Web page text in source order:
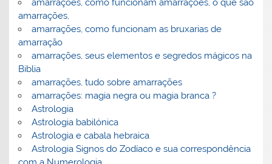
amarrações, como funcionam amarrações, o que são
amarrações,
amarrações, como funcionam as bruxarias de
amarração
amarrações, seus elementos e segredos mágicos na
Biblia
amarrações, tudo sobre amarrações
amarrações: magia negra ou magia branca ?
Astrologia
Astrologia babilónica
Astrologia e cabala hebraica
Astrologia Signos do Zodíaco e sua correspondência